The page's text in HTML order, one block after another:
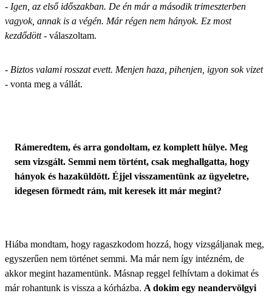
- Igen, az első időszakban. De én már a második trimeszterben
vagyok, annak is a végén. Már régen nem hányok. Ez most
kezdődött- válaszoltam.
- Biztos valami rosszat evett. Menjen haza, pihenjen, igyon sok vizet
- vonta meg a vállát.
Rámeredtem, és arra gondoltam, ez komplett hülye. Meg
sem vizsgált. Semmi nem történt, csak meghallgatta, hogy
hányok és hazaküldött. Éjjel visszamentünk az ügyeletre,
idegesen förmedt rám, mit keresek itt már megint?
Hiába mondtam, hogy ragaszkodom hozzá, hogy vizsgáljanak meg,
egyszerűen nem történet semmi. Ma már nem így intézném, de
akkor megint hazamentünk. Másnap reggel felhívtam a dokimat és
már rohantunk is vissza a kórházba. A dokim egy neandervölgyi